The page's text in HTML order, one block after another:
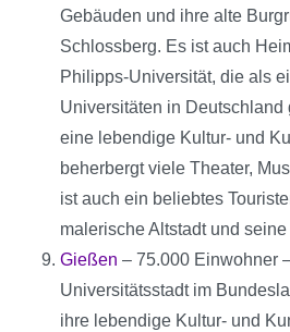
Gebäuden und ihre alte
Schlossberg. Es ist auch
Philipps-Universität, die als
Universitäten in Deutschland
eine lebendige Kultur- und
beherbergt viele Theater,
ist auch ein beliebtes
malerische Altstadt und
Gießen – 75.000 Einwohner
Universitätsstadt im
ihre lebendige Kultur- und